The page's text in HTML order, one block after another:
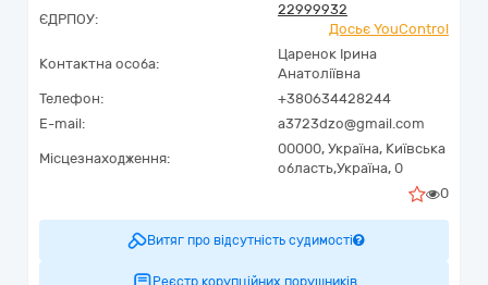
ЄДРПОУ:
22999932
Досьє YouControl
Контактна особа:
Царенок Ірина
Анатоліївна
Телефон:
+380634428244
E-mail:
a3723dzo@gmail.com
Місцезнаходження:
00000, Україна, Київська
область,Україна, 0
0
Витяг про відсутність судимості
Реєстр корупційних порушників